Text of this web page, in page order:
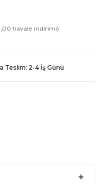
havale indirimi)
Teslim: 2-4 İş Günü